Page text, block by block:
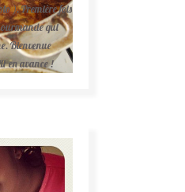
). Première fois
qui
Bienvenue
en avance !